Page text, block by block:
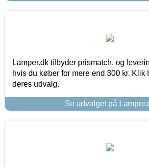
Lamper.dk tilbyder prismatch, og
hvis du køber for mere end 300 kr. Klik
deres udvalg.
Se udvalget på